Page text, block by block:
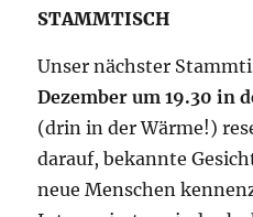
STAMMTISCH
Unser nächster
Dezember um 19.30 in
(drin in der Wärme!)
darauf, bekannte
neue Menschen